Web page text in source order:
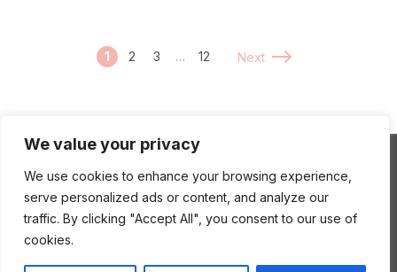
We value your privacy
We use cookies to enhance your browsing experience,
serve personalized ads or content, and analyze our
traffic. By clicking "Accept All", you consent to our use of
cookies.
1 2 3 … 12 Next
ENEstående Mat
Copyright © 2026 ENEstående Mat —Gourmand